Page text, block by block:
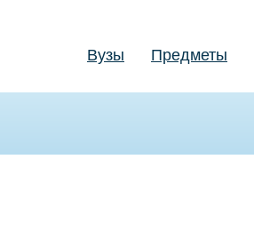
Вузы Предметы